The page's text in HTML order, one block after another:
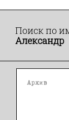
Поиск по
Александр
Архив